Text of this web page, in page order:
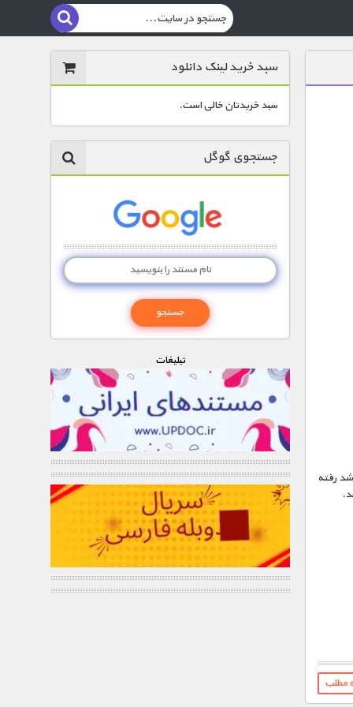
رفته
مطلب
سبد خرید لینک دانلود
سبد خریدتان خالی است.
جستجوی گوگل
تبليغات